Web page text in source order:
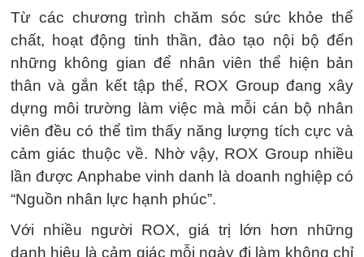
Từ các chương trình chăm sóc sức khỏe thể
chất, hoạt động tinh thần, đào tạo nội bộ đến
những không gian để nhân viên thể hiện bản
thân và gắn kết tập thể, ROX Group đang xây
dựng môi trường làm việc mà mỗi cán bộ nhân
viên đều có thể tìm thấy năng lượng tích cực và
cảm giác thuộc về. Nhờ vậy, ROX Group nhiều
lần được Anphabe vinh danh là doanh nghiệp có
“Nguồn nhân lực hạnh phúc”.
Với nhiều người ROX, giá trị lớn hơn những
danh hiệu là cảm giác mỗi ngày đi làm không chỉ